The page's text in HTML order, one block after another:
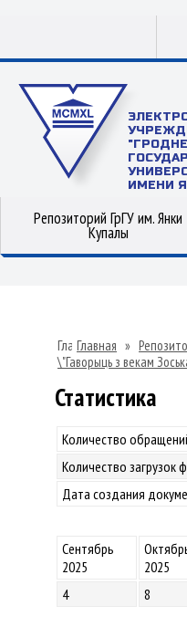
ИМЕНИ
Репозиторий ГрГУ им. Янки
Купалы
Главная »
\"Гаворыць з векам
Статистика
Количество
Количество загрузок
Дата создания
Сентябрь
2025
2025
4
8